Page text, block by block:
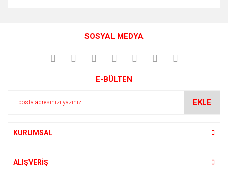
Yorum Yaz
Görüş ve önerileriniz için teşekkür ederiz.
Ürün açıklamasında eksik bilgiler bulunuyor.
SOSYAL MEDYA
E-BÜLTEN
EKLE
KURUMSAL
ALIŞVERİŞ